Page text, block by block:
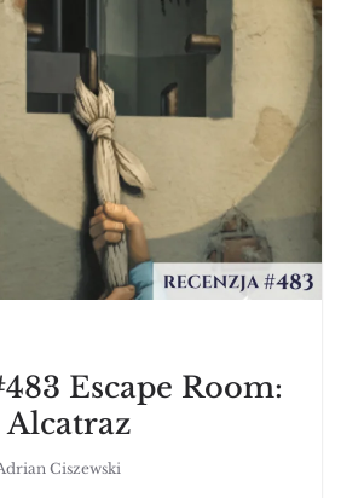
Escape Room:
Alcatraz
Ciszewski